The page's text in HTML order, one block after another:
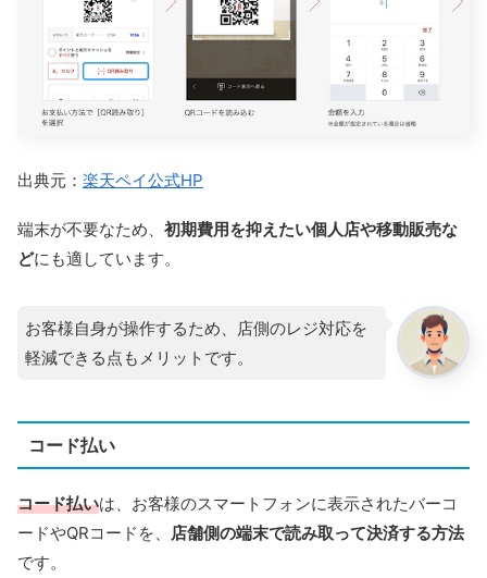
出典元： 楽天ペイ公式HP
端末が不要なため、 初期費用を抑えたい個人店や移動販売な
どにも適しています。
お客様自身が操作するため、店側のレジ対応を
軽減できる点もメリットです。
コード払い
コード払いは、お客様のスマートフォンに表示されたバーコ
ードやQRコードを、
店舗側の端末で読み取って決済する方法
です。